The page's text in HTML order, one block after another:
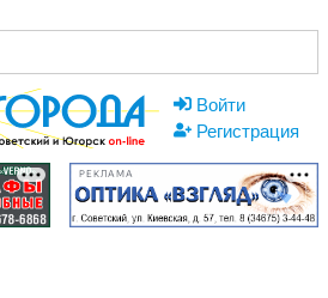
Войти
Регистрация
РЕКЛАМА